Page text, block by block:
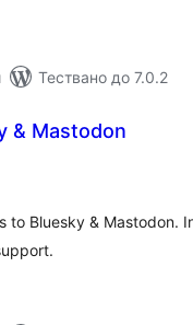
Тествано до 7.0.2
& Mastodon
to Bluesky & Mastodon.